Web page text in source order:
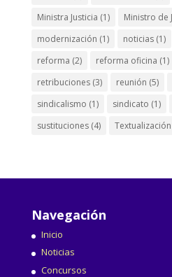
Ministra Justicia (1) Ministro de
modernización (1) noticias(1)
reforma (2) reforma oficina (1)
retribuciones(3) reunión (5)
sindicalismo (1) sindicato (1)
sustituciones(4) Textualización
Navegación
Inicio
Noticias
Concursos